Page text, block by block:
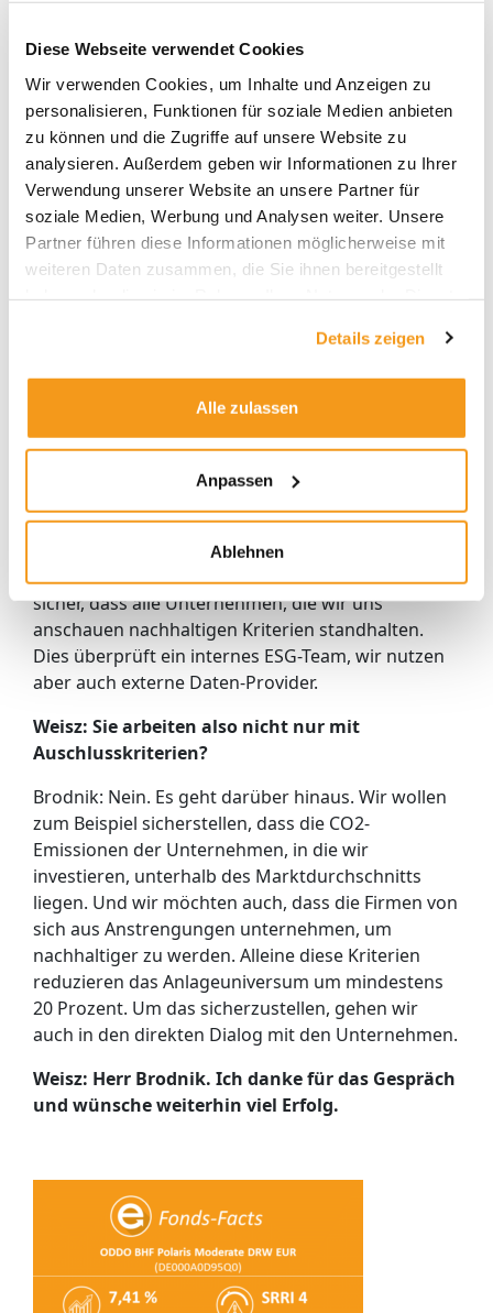
Diese Webseite verwendet Cookies
Wir verwenden Cookies, um Inhalte und Anzeigen zu
personalisieren, Funktionen für soziale Medien anbieten
zu können und die Zugriffe auf unsere Website zu
analysieren. Außerdem geben wir Informationen zu Ihrer
Verwendung unserer Website an unsere Partner für
soziale Medien, Werbung und Analysen weiter. Unsere
Partner führen diese Informationen möglicherweise mit
weiteren Daten zusammen, die Sie ihnen bereitgestellt
Details zeigen
Alle zulassen
Anpassen
Ablehnen
Management-Team – also Analysten und
miteinfließen?
Brodnik: In unserem Multi-Asset-Team arbeiten 25
Performance-verantwortliche Anlageexperten. Die
Rentenseite wird von einem spezialisierten
Anleihen-Team gemanagt, die auch die
Verantwortung für unsere Rentenfonds haben.
Das sind nochmal 30 Anlageexperten.
eine Rolle in Ihrem Investmentprozess?
Brodnik: Absolut. Alle Polaris Fonds haben ein A-
oder AA-Rating von MSCI.
Weisz: Und wie machen sie das? In diesem
Bereich gibt es ja die unterschiedlichsten
Brodnik: Wir stellen schon im Research-Prozess
sicher, dass alle Unternehmen, die wir uns
anschauen nachhaltigen Kriterien standhalten.
Dies überprüft ein internes ESG-Team, wir nutzen
aber auch externe Daten-Provider.
Weisz: Sie arbeiten also nicht nur mit
Auschlusskriterien?
Brodnik: Nein. Es geht darüber hinaus. Wir wollen
zum Beispiel sicherstellen, dass die CO2-
Emissionen der Unternehmen, in die wir
investieren, unterhalb des Marktdurchschnitts
liegen. Und wir möchten auch, dass die Firmen von
sich aus Anstrengungen unternehmen, um
nachhaltiger zu werden. Alleine diese Kriterien
reduzieren das Anlageuniversum um mindestens
20 Prozent. Um das sicherzustellen, gehen wir
auch in den direkten Dialog mit den Unternehmen.
Weisz: Herr Brodnik. Ich danke für das Gespräch
und wünsche weiterhin viel Erfolg.